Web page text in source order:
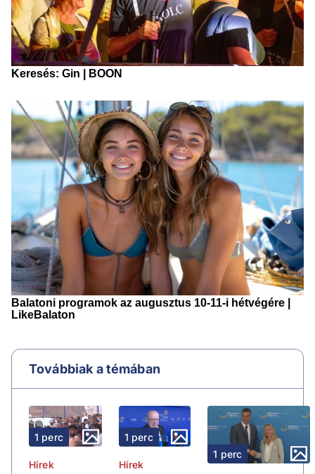
Továbbiak a témában
1 perc
Hírek
1 perc
Hírek
1 perc